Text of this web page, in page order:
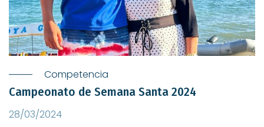
Competencia
Campeonato de Semana Santa 2024
28/03/2024